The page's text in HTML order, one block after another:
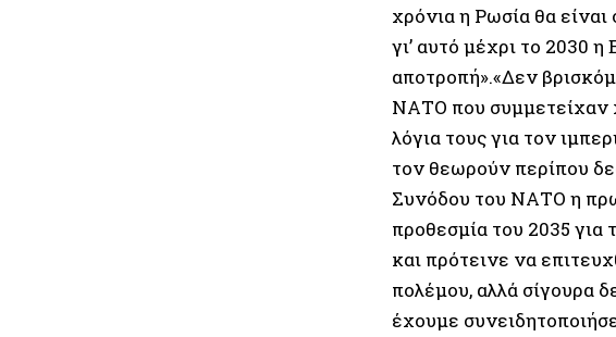
χρόνια η Ρωσία θα
γι’ αυτό μέχρι το 2030
αποτροπή».«Δεν
ΝΑΤΟ που συμμετείχαν
λόγια τους για τον
τον θεωρούν περίπου
Συνόδου του ΝΑΤΟ η
προθεσμία του 2035 για
και πρότεινε να
πολέμου, αλλά σίγουρα
έχουμε